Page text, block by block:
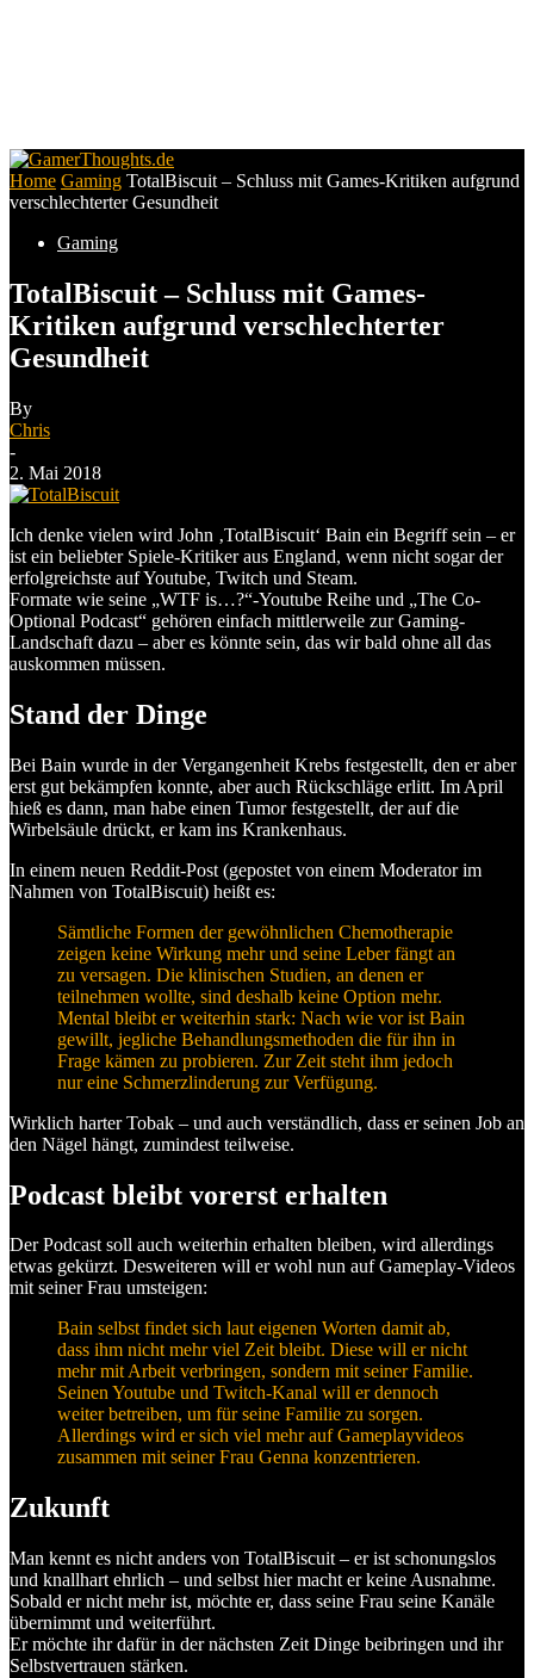
Home Gaming TotalBiscuit – Schluss mit Games-Kritiken aufgrund
verschlechterter Gesundheit
Gaming
TotalBiscuit – Schluss mit Games-
Kritiken aufgrund verschlechterter
Gesundheit
By
Chris
-
2. Mai 2018
Ich denke vielen wird John ‚TotalBiscuit‘ Bain ein Begriff sein – er
ist ein beliebter Spiele-Kritiker aus England, wenn nicht sogar der
erfolgreichste auf Youtube, Twitch und Steam.
Formate wie seine „WTF is…?“-Youtube Reihe und „The Co-
Optional Podcast“ gehören einfach mittlerweile zur Gaming-
Landschaft dazu – aber es könnte sein, das wir bald ohne all das
auskommen müssen.
Stand der Dinge
Bei Bain wurde in der Vergangenheit Krebs festgestellt, den er aber
erst gut bekämpfen konnte, aber auch Rückschläge erlitt. Im April
hieß es dann, man habe einen Tumor festgestellt, der auf die
Wirbelsäule drückt, er kam ins Krankenhaus.
In einem neuen Reddit-Post (gepostet von einem Moderator im
Nahmen von TotalBiscuit) heißt es:
Sämtliche Formen der gewöhnlichen Chemotherapie
zeigen keine Wirkung mehr und seine Leber fängt an
zu versagen. Die klinischen Studien, an denen er
teilnehmen wollte, sind deshalb keine Option mehr.
Mental bleibt er weiterhin stark: Nach wie vor ist Bain
gewillt, jegliche Behandlungsmethoden die für ihn in
Frage kämen zu probieren. Zur Zeit steht ihm jedoch
nur eine Schmerzlinderung zur Verfügung.
Wirklich harter Tobak – und auch verständlich, dass er seinen Job an
den Nägel hängt, zumindest teilweise.
Podcast bleibt vorerst erhalten
Der Podcast soll auch weiterhin erhalten bleiben, wird allerdings
etwas gekürzt. Desweiteren will er wohl nun auf Gameplay-Videos
mit seiner Frau umsteigen:
Bain selbst findet sich laut eigenen Worten damit ab,
dass ihm nicht mehr viel Zeit bleibt. Diese will er nicht
mehr mit Arbeit verbringen, sondern mit seiner Familie.
Seinen Youtube und Twitch-Kanal will er dennoch
weiter betreiben, um für seine Familie zu sorgen.
Allerdings wird er sich viel mehr auf Gameplayvideos
zusammen mit seiner Frau Genna konzentrieren.
Zukunft
Man kennt es nicht anders von TotalBiscuit – er ist schonungslos
und knallhart ehrlich – und selbst hier macht er keine Ausnahme.
Sobald er nicht mehr ist, möchte er, dass seine Frau seine Kanäle
übernimmt und weiterführt.
Er möchte ihr dafür in der nächsten Zeit Dinge beibringen und ihr
Selbstvertrauen stärken.